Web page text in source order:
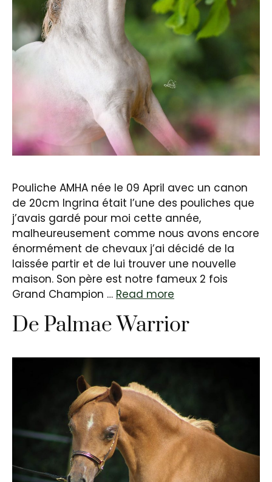
Pouliche AMHA née le 09 April avec un canon
de 20cm Ingrina était l’une des pouliches que
j’avais gardé pour moi cette année,
malheureusement comme nous avons encore
énormément de chevaux j’ai décidé de la
laissée partir et de lui trouver une nouvelle
maison. Son père est notre fameux 2 fois
Grand Champion … Read more
De Palmae Warrior